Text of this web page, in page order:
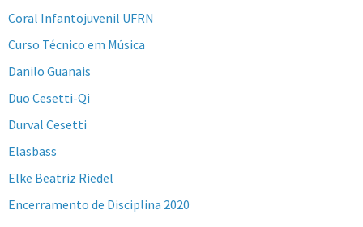
Coral Infantojuvenil UFRN
Curso Técnico em Música
Danilo Guanais
Duo Cesetti-Qi
Durval Cesetti
Elasbass
Elke Beatriz Riedel
Encerramento de Disciplina 2020